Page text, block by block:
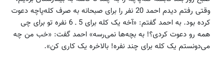
وقتی رفتم دیدم احمد 20 نفر را برای صبحانه به صرف کله‌پاچه دعوت
کرده‌ بود. به احمد گفتم: «آخه یک کله‌ برای 5 ـ 6 نفره تو برای چی
همه رو دعوت کردی؟! به بچه‌ها نمی‌رسه» احمد گفت: «خب من چه
می‌دونستم یک کله برای چند نفره! بالاخره یک کاری کن».